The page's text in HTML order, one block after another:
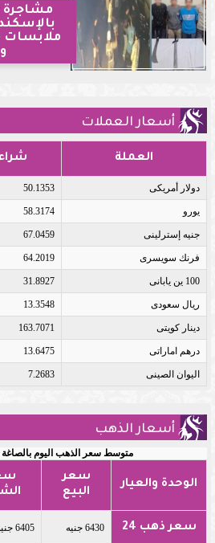
مشاجرة
ملابسات
أسعار العملات
العملة
دولار أمريكى 50.1353
يورو 58.3174
جنيه إسترلينى 67.0459
فرنك سويسرى 64.2019
100 ين يابانى 31.8927
ريال سعودى 13.3548
دينار كويتى 163.7071
درهم اماراتى 13.6475
اليوان الصينى 7.2683
أسعار الذهب
متوسط سعر الذهب اليوم بالصاغة
الوحدة والعيار
سعر
البيع
سعر ذهب 24 6430 جنيه 6405 جنيه